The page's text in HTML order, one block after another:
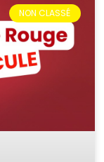
NON CLASSÉ